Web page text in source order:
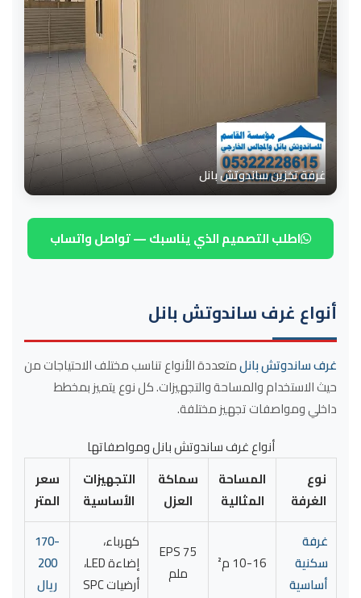
غرفة تخزين ساندوتش بانل
اطلب التصميم الذي يناسبك — تواصل واتساب
أنواع غرف ساندوتش بانل
غرف ساندوتش بانلمتعددة الأنواع تناسب مختلف الاحتياجات من
حيث الاستخدام والمساحة والتجهيزات. كل نوع يتميز بمخطط
داخلي ومواصفات تجهيز مختلفة.
أنواع غرف ساندوتش بانل ومواصفاتها
نوع
الغرفة
المساحة
المثالية
سماكة
العزل
التجهيزات
الأساسية
سعر
المتر
غرفة
سكنية
أساسية
10-16 م²
EPS 75
ملم
كهرباء،
إضاءة LED،
أرضيات SPC
170-
200
ريال